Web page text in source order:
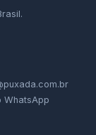
WhatsApp